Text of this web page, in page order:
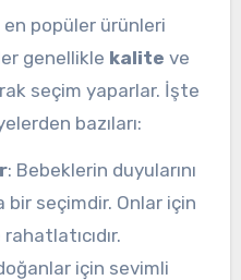
popüler ürünleri
genellikle kalite ve
seçim yaparlar. İşte
bazıları:
: Bebeklerin duyularını
bir seçimdir. Onlar için
için sevimli